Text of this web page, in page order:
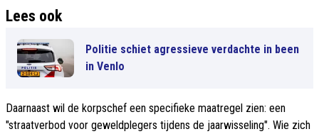
Lees ook
Politie schiet agressieve verdachte in been
in Venlo
Daarnaast wil de korpschef een specifieke maatregel zien: een
"straatverbod voor geweldplegers tijdens de jaarwisseling". Wie zich